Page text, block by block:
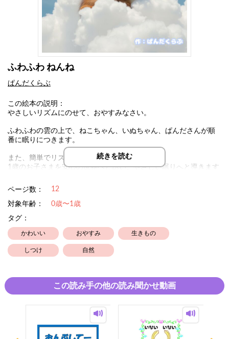
ふわふわ ねんね
ぱんだくらぶ
この絵本の説明：
やさしいリズムにのせて、おやすみなさい。
ふわふわの雲の上で、ねこちゃん、いぬちゃん、ぱんださんが順
番に眠りにつきます。
また、簡単でリズミカルな言葉が、
1歳のお子さまを安心の世界へと誘い、やさしい眠りへと導きます
おやすみ前のひとときに、ぜひ一緒に読んで、
ふわふわな夢の世界へお出かけしましょう。
続きを読む
ページ数： 12
対象年齢：
0歳〜1歳
タグ：
かわいい おやすみ 生きもの
しつけ 自然
この読み手の他の読み聞かせ動画